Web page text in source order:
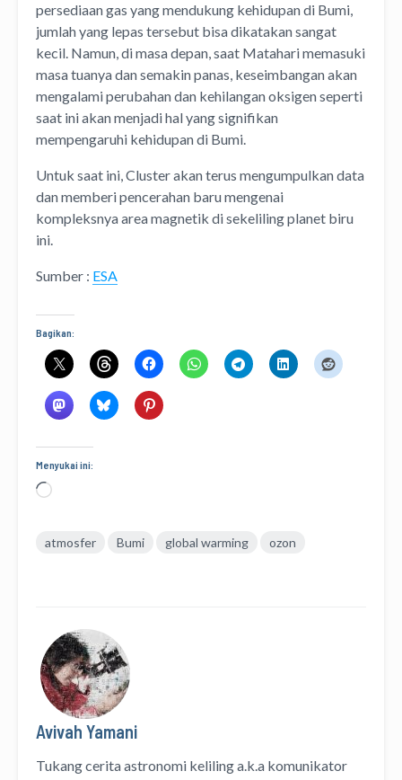
persediaan gas yang mendukung kehidupan di Bumi,
jumlah yang lepas tersebut bisa dikatakan sangat
kecil. Namun, di masa depan, saat Matahari memasuki
masa tuanya dan semakin panas, keseimbangan akan
mengalami perubahan dan kehilangan oksigen seperti
saat ini akan menjadi hal yang signifikan
mempengaruhi kehidupan di Bumi.
Untuk saat ini, Cluster akan terus mengumpulkan data
dan memberi pencerahan baru mengenai
kompleksnya area magnetik di sekeliling planet biru
ini.
Sumber : ESA
Bagikan:
Menyukai ini:
Memuat...
atmosfer Bumi global warming ozon
Avivah Yamani
Tukang cerita astronomi kelilinga.k.a komunikator